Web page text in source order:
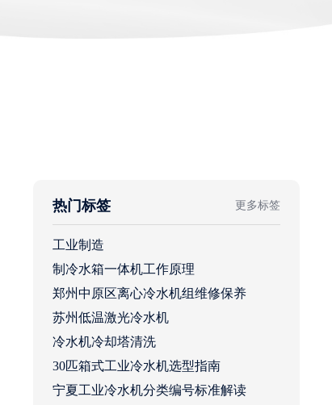
热门标签 更多标签
工业制造
制冷水箱一体机工作原理
郑州中原区离心冷水机组维修保养
苏州低温激光冷水机
冷水机冷却塔清洗
30匹箱式工业冷水机选型指南
宁夏工业冷水机分类编号标准解读